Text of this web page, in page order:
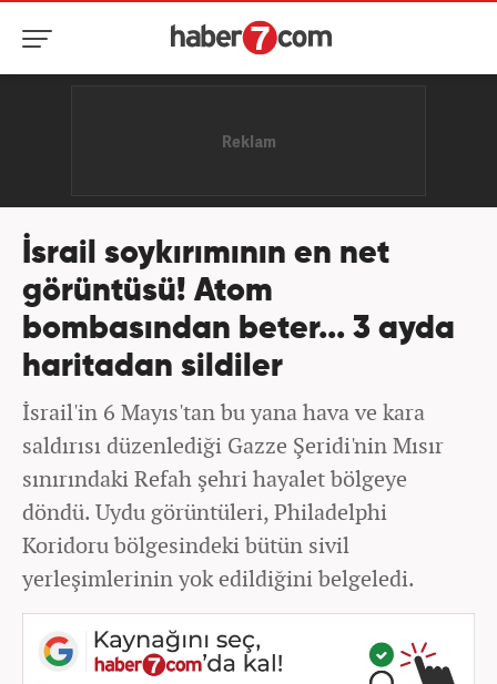
İsrail soykırımının en net
görüntüsü! Atom
bombasından beter... 3 ayda
haritadan sildiler
İsrail'in 6 Mayıs'tan bu yana hava ve kara
saldırısı düzenlediği Gazze Şeridi'nin Mısır
sınırındaki Refah şehri hayalet bölgeye
döndü. Uydu görüntüleri, Philadelphi
Koridoru bölgesindeki bütün sivil
yerleşimlerinin yok edildiğini belgeledi.